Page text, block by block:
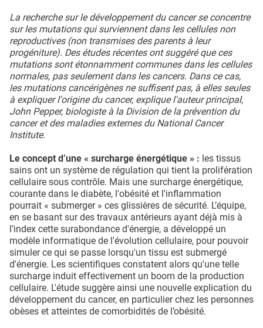
La recherche sur le développement du cancer se concentre
sur les mutations qui surviennent dans les cellules non
reproductives (non transmises des parents à leur
progéniture). Des études récentes ont suggéré que ces
mutations sont étonnamment communes dans les cellules
normales, pas seulement dans les cancers. Dans ce cas,
les mutations cancérigènes ne suffisent pas, à elles seules
à expliquer l'origine du cancer, explique l'auteur principal,
John Pepper, biologiste à la Division de la prévention du
cancer et des maladies externes du National Cancer
Institute.
Le concept d’une « surcharge énergétique » : les tissus
sains ont un système de régulation qui tient la prolifération
cellulaire sous contrôle. Mais une surcharge énergétique,
courante dans le diabète, l'obésité et l'inflammation
pourrait « submerger » ces glissières de sécurité. L’équipe,
en se basant sur des travaux antérieurs ayant déjà mis à
l’index cette surabondance d'énergie, a développé un
modèle informatique de l'évolution cellulaire, pour pouvoir
simuler ce qui se passe lorsqu'un tissu est submergé
d'énergie. Les scientifiques constatent alors qu'une telle
surcharge induit effectivement un boom de la production
cellulaire. L'étude suggère ainsi une nouvelle explication du
développement du cancer, en particulier chez les personnes
obèses et atteintes de comorbidités de l’obésité.